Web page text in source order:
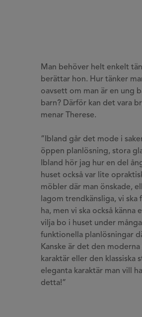
Man behöver helt enkelt
berättar hon. Hur tänker
oavsett om man är en ung
barn? Därför kan det vara
menar Therese.
”Ibland går det mode i
öppen planlösning, stora
Ibland hör jag hur en del
huset också var lite
möbler där man önskade,
lagom trendkänsliga, vi ska
ha, men vi ska också känna
vilja bo i huset under
funktionella planlösningar
Kanske är det den
karaktär eller den
eleganta karaktär man vill
detta!”